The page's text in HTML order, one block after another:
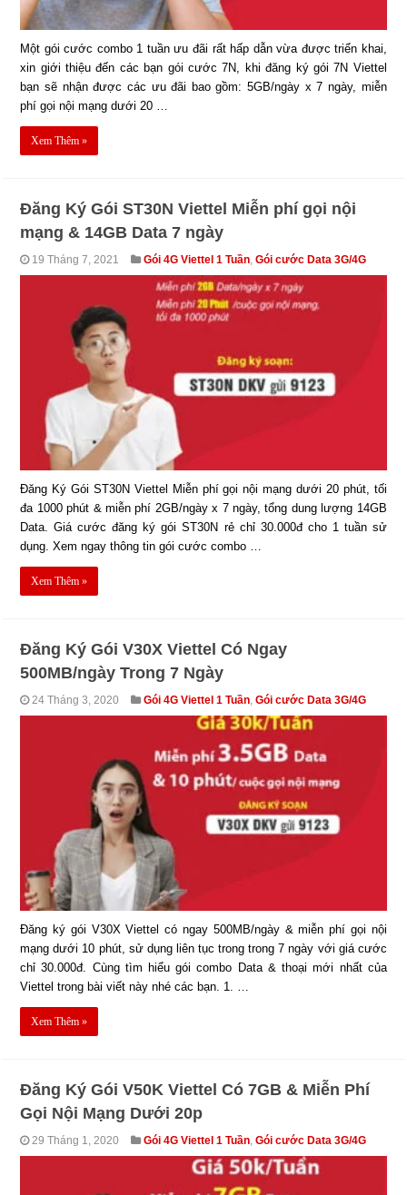
Một gói cước combo 1 tuần ưu đãi rất hấp dẫn vừa được triển khai,
xin giới thiệu đến các bạn gói cước 7N, khi đăng ký gói 7N Viettel
bạn sẽ nhận được các ưu đãi bao gồm: 5GB/ngày x 7 ngày, miễn
phí gọi nội mạng dưới 20 …
Xem Thêm »
Đăng Ký Gói ST30N Viettel Miễn phí gọi nội
mạng & 14GB Data 7 ngày
19 Tháng 7, 2021 Gói 4G Viettel 1 Tuần,Gói cước Data 3G/4G
Đăng Ký Gói ST30N Viettel Miễn phí gọi nội mạng dưới 20 phút, tối
đa 1000 phút & miễn phí 2GB/ngày x 7 ngày, tổng dung lượng 14GB
Data. Giá cước đăng ký gói ST30N rẻ chỉ 30.000đ cho 1 tuần sử
dụng. Xem ngay thông tin gói cước combo …
Xem Thêm »
Đăng Ký Gói V30X Viettel Có Ngay
500MB/ngày Trong 7 Ngày
24 Tháng 3, 2020 Gói 4G Viettel 1 Tuần,Gói cước Data 3G/4G
Đăng ký gói V30X Viettel có ngay 500MB/ngày & miễn phí gọi nội
mạng dưới 10 phút, sử dụng liên tục trong trong 7 ngày với giá cước
chỉ 30.000đ. Cùng tìm hiểu gói combo Data & thoại mới nhất của
Viettel trong bài viết này nhé các bạn. 1. …
Xem Thêm »
Đăng Ký Gói V50K Viettel Có 7GB & Miễn Phí
Gọi Nội Mạng Dưới 20p
29 Tháng 1, 2020 Gói 4G Viettel 1 Tuần ,Gói cước Data 3G/4G